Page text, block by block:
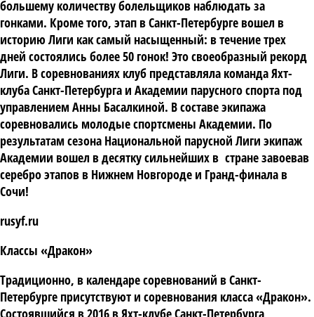
большему количеству болельщиков наблюдать за
гонками. Кроме того, этап в Санкт-Петербурге вошел в
историю Лиги как самый насыщенный: в течение трех
дней состоялись более 50 гонок! Это своеобразный рекорд
Лиги. В соревнованиях клуб представляла команда Яхт-
клуба Санкт-Петербурга и Академии парусного спорта под
управлением Анны Басалкиной. В составе экипажа
соревновались молодые спортсмены Академии. По
результатам сезона Национальной парусной Лиги экипаж
Академии вошел в десятку сильнейших в стране завоевав
серебро этапов в Нижнем Новгороде и Гранд-финала в
Сочи!
rusyf.ru
Классы «Дракон»
Традиционно, в календаре соревнований в Санкт-
Петербурге присутствуют и соревнования класса «Дракон».
Состоявшийся в 2016 в Яхт-клубе Санкт-Петербурга